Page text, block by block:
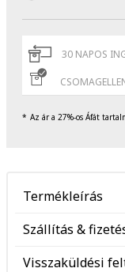
30 NAPOS
Az ár a 27%-os Áfát
Termékleírás
Szállítás &
Visszaküldési